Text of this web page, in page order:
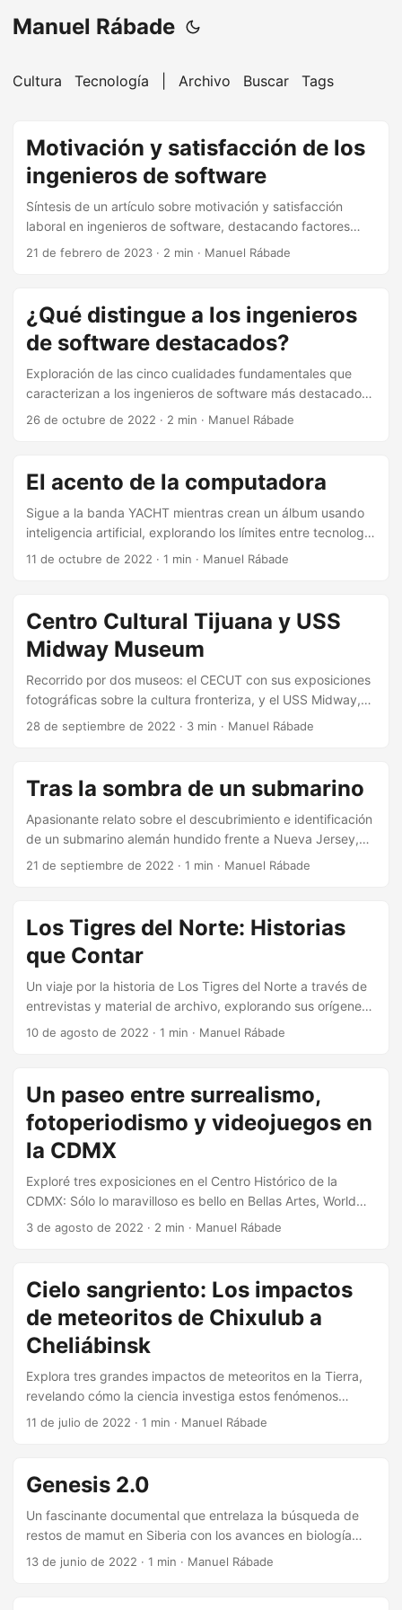
Manuel Rábade
Cultura Tecnología Archivo Buscar Tags
Motivación y satisfacción de los
ingenieros de software
Síntesis de un artículo sobre motivación y satisfacción
laboral en ingenieros de software, destacando factores
clave como claridad de objetivos, sentido de impacto,
21 de febrero de 2023 · 2 min · Manuel Rábade
¿Qué distingue a los ingenieros
de software destacados?
Exploración de las cinco cualidades fundamentales que
caracterizan a los ingenieros de software más destacados,
basándose en un estudio realizado con ingenieros de
26 de octubre de 2022 · 2 min · Manuel Rábade
El acento de la computadora
Sigue a la banda YACHT mientras crean un álbum usando
inteligencia artificial, explorando los límites entre tecnología
y creatividad en la música moderna.
11 de octubre de 2022 · 1 min · Manuel Rábade
Centro Cultural Tijuana y USS
Midway Museum
Recorrido por dos museos: el CECUT con sus exposiciones
fotográficas sobre la cultura fronteriza, y el USS Midway,
un portaaviones convertido en museo que muestra la vida
28 de septiembre de 2022 · 3 min · Manuel Rábade
Tras la sombra de un submarino
Apasionante relato sobre el descubrimiento e identificación
de un submarino alemán hundido frente a Nueva Jersey,
combinando buceo, investigación histórica y misterio naval.
21 de septiembre de 2022 · 1 min · Manuel Rábade
Los Tigres del Norte: Historias
que Contar
Un viaje por la historia de Los Tigres del Norte a través de
entrevistas y material de archivo, explorando sus orígenes
familiares y el impacto de sus canciones más populares.
10 de agosto de 2022 · 1 min · Manuel Rábade
Un paseo entre surrealismo,
fotoperiodismo y videojuegos en
la CDMX
Exploré tres exposiciones en el Centro Histórico de la
CDMX: Sólo lo maravilloso es bello en Bellas Artes, World
Press Photo 2022 en el Franz Mayer y Videojuegos: Los
3 de agosto de 2022 · 2 min · Manuel Rábade
Cielo sangriento: Los impactos
de meteoritos de Chixulub a
Cheliábinsk
Explora tres grandes impactos de meteoritos en la Tierra,
revelando cómo la ciencia investiga estos fenómenos
usando diferentes métodos según cada caso.
11 de julio de 2022 · 1 min · Manuel Rábade
Genesis 2.0
Un fascinante documental que entrelaza la búsqueda de
restos de mamut en Siberia con los avances en biología
sintética, planteando reflexiones sobre la ambición
13 de junio de 2022 · 1 min · Manuel Rábade